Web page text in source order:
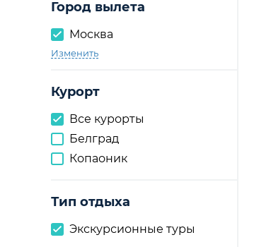
Город вылета
Москва
Изменить
Курорт
Все курорты
Белград
Копаоник
Тип отдыха
Экскурсионные туры